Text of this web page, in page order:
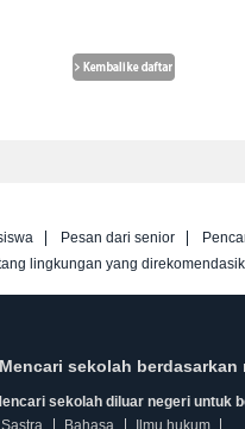
Pesan dari senior
lingkungan yang
Mencari sekolah berdasarkan
sekolah diluar negeri untuk
Sastra
Bahasa
Ilmu hukum